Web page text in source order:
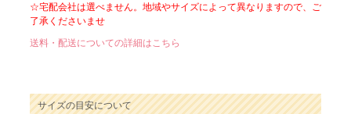
☆宅配会社は選べません。地域やサイズによって異なりますので、ご
了承くださいませ
送料・配送についての詳細はこちら
サイズの目安について